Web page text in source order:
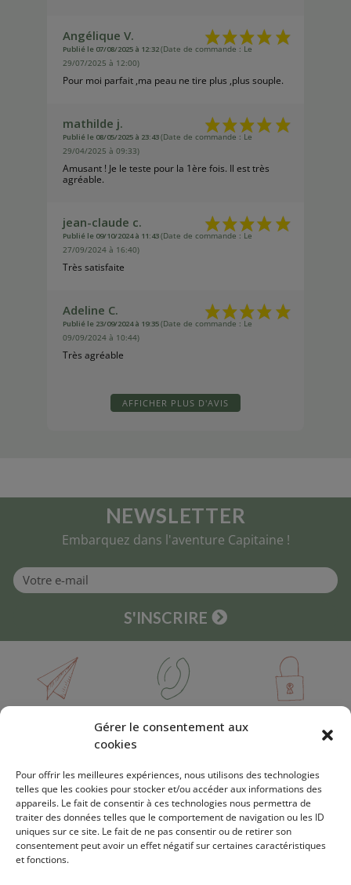
Gérer le consentement aux
cookies
Pour offrir les meilleures expériences, nous utilisons des technologies
telles que les cookies pour stocker et/ou accéder aux informations des
appareils. Le fait de consentir à ces technologies nous permettra de
traiter des données telles que le comportement de navigation ou les ID
uniques sur ce site. Le fait de ne pas consentir ou de retirer son
consentement peut avoir un effet négatif sur certaines caractéristiques
et fonctions.
Angélique V.
Publié le 07/08/2025 à 12:32(Date de commande : Le
29/07/2025 à 12:00)
Pour moi parfait ,ma peau ne tire plus ,plus souple.
mathilde j.
Publié le 08/05/2025 à 23:43(Date de commande : Le
29/04/2025 à 09:33)
Amusant ! Je le teste pour la 1ère fois. Il est très
agréable.
jean-claude c.
Publié le 09/10/2024 à 11:43(Date de commande : Le
27/09/2024 à 16:40)
Très satisfaite
Adeline C.
Publié le 23/09/2024 à 19:35(Date de commande : Le
09/09/2024 à 10:44)
Très agréable
AFFICHER PLUS D'AVIS
NEWSLETTER
Embarquez dans l'aventure Capitaine !
S'INSCRIRE
02 96 63 14 37
VISA / MASTERCARD / CB /
À PROPOS
Boutique
INFORMATIONS PRATIQUES